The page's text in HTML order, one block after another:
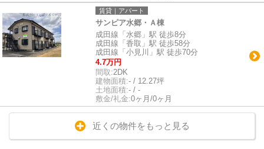
賃貸｜アパート
サンピア水郷・Ａ棟
成田線「水郷」駅 徒歩8分
成田線「香取」駅 徒歩58分
成田線「小見川」駅 徒歩70分
4.7万円
間取:2DK
建物面積:- / 12.27坪
土地面積:- / -
敷金/礼金:0ヶ月/0ヶ月
近くの物件をもっと見る